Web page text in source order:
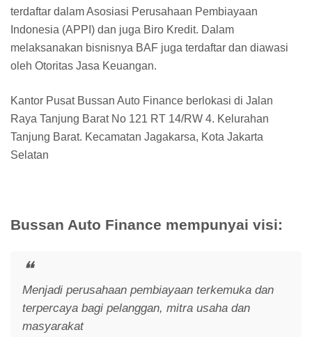
terdaftar dalam Asosiasi Perusahaan Pembiayaan
Indonesia (APPI) dan juga Biro Kredit. Dalam
melaksanakan bisnisnya BAF juga terdaftar dan diawasi
oleh Otoritas Jasa Keuangan.
Kantor Pusat Bussan Auto Finance berlokasi di Jalan
Raya Tanjung Barat No 121 RT 14/RW 4. Kelurahan
Tanjung Barat. Kecamatan Jagakarsa, Kota Jakarta
Selatan
Bussan Auto Finance mempunyai visi:
Menjadi perusahaan pembiayaan terkemuka dan
terpercaya bagi pelanggan, mitra usaha dan
masyarakat